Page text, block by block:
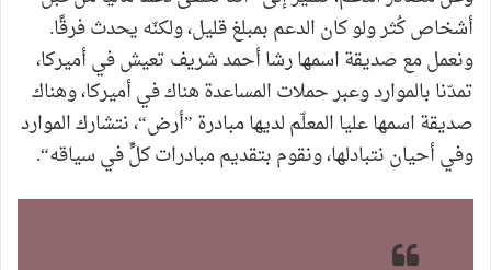
أشخاص كُثر ولو كان الدعم بمبلغ قليل، ولكنّه يحدث فرقًا.
ونعمل مع صديقة اسمها رشا أحمد شريف تعيش في أميركا،
تمدّنا بالموارد وعبر حملات المساعدة هناك في أميركا، وهناك
صديقة اسمها عليا المعلّم لديها مبادرة ”أرض“، نتشارك الموارد
وفي أحيان نتبادلها، ونقوم بتقديم مبادرات كلٍّ في سياقه“.